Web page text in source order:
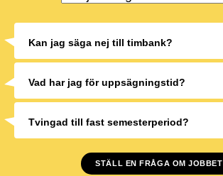
Kan jag säga nej till timbank?
Vad har jag för uppsägningstid?
Tvingad till fast semesterperiod?
STÄLL EN FRÅGA OM JOBBET